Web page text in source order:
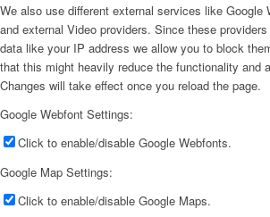
We also use different external services like Google
and external Video providers. Since these
data like your IP address we allow you to block
that this might heavily reduce the functionality and
Changes will take effect once you reload the page.
Google Webfont Settings:
Click to enable/disable Google Webfonts.
Google Map Settings:
Click to enable/disable Google Maps.